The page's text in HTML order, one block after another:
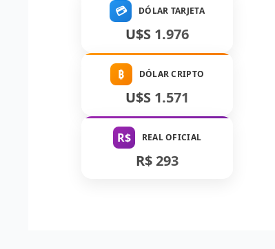
💳 DÓLAR TARJETA
U$S 1.976
₿ DÓLAR CRIPTO
U$S 1.571
R$ REAL OFICIAL
R$ 293